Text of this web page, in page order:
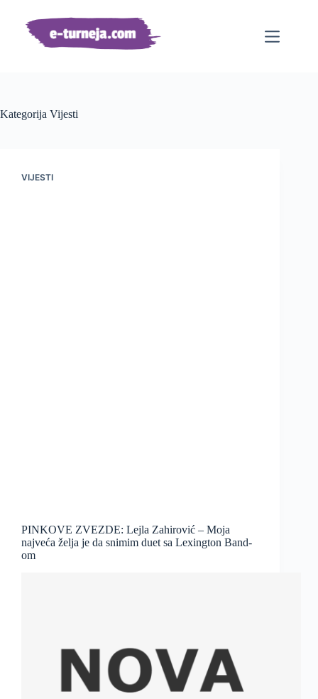
sadržaj
Kategorija Vijesti
VIJESTI
PINKOVE ZVEZDE: Lejla Zahirović – Moja
najveća želja je da snimim duet sa Lexington Band-
om